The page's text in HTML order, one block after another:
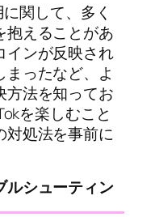
関して、多く
抱えることがあ
インが反映され
ったなど、よ
方法を知ってお
を楽しむこと
対処法を事前に
ルシューティン